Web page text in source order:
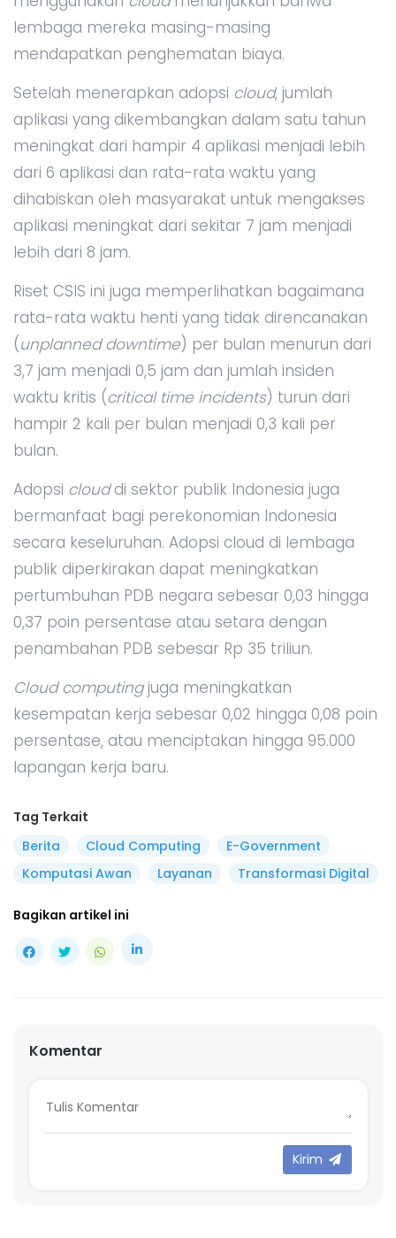
lembaga mereka masing-masing
mendapatkan penghematan biaya.
Setelah menerapkan adopsi cloud, jumlah
aplikasi yang dikembangkan dalam satu tahun
meningkat dari hampir 4 aplikasi menjadi lebih
dari 6 aplikasi dan rata-rata waktu yang
dihabiskan oleh masyarakat untuk mengakses
aplikasi meningkat dari sekitar 7 jam menjadi
lebih dari 8 jam.
Riset CSIS ini juga memperlihatkan bagaimana
rata-rata waktu henti yang tidak direncanakan
(unplanned downtime) per bulan menurun dari
3,7 jam menjadi 0,5 jam dan jumlah insiden
waktu kritis (critical time incidents) turun dari
hampir 2 kali per bulan menjadi 0,3 kali per
bulan.
Adopsi clouddi sektor publik Indonesia juga
bermanfaat bagi perekonomian Indonesia
secara keseluruhan. Adopsi cloud di lembaga
publik diperkirakan dapat meningkatkan
pertumbuhan PDB negara sebesar 0,03 hingga
0,37 poin persentase atau setara dengan
penambahan PDB sebesar Rp 35 triliun.
Cloud computingjuga meningkatkan
kesempatan kerja sebesar 0,02 hingga 0,08 poin
persentase, atau menciptakan hingga 95.000
lapangan kerja baru.
Tag Terkait
Berita
Cloud Computing
E-Government
Komputasi Awan
Layanan Transformasi Digital
Bagikan artikel ini
Komentar
Kirim